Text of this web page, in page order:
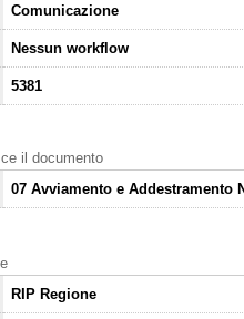
Comunicazione
Nessun workflow
5381
il documento
07 Avviamento e Addestramento
RIP Regione